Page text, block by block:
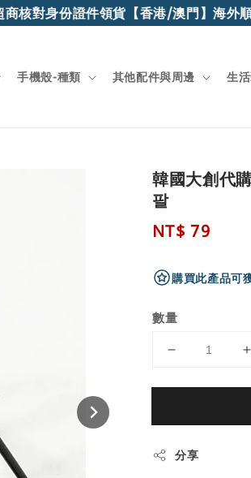
核對身份證件領貨【香港/澳門】海外順
手機殼-種類 其他配件與周邊 生
韓國大創代
팔
Regular
NT$ 79
購買此產品可
數量
分享